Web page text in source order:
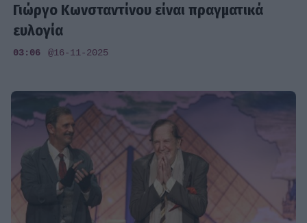
Γιώργο Κωνσταντίνου είναι πραγματικά
ευλογία
03:06 @16-11-2025